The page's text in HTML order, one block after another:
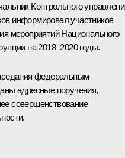
Контрольного
информировал участников
мероприятий Национального
на 2018–2020 годы.
федеральным
адресные поручения,
совершенствование